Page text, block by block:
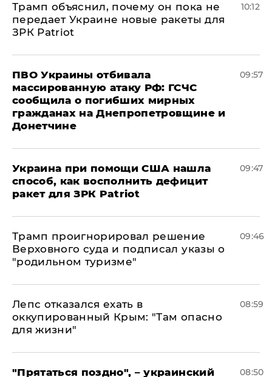
Трамп объяснил, почему он пока не
передает Украине новые ракеты для
ЗРК Patriot
10:12
ПВО Украины отбивала
массированную атаку РФ: ГСЧС
сообщила о погибших мирных
гражданах на Днепропетровщине и
Донетчине
09:57
Украина при помощи США нашла
способ, как восполнить дефицит
ракет для ЗРК Patriot
09:47
Трамп проигнорировал решение
Верховного суда и подписал указы о
"родильном туризме"
09:46
Лепс отказался ехать в
оккупированный Крым: "Там опасно
для жизни"
08:59
"Прятаться поздно", – украинский
08:50